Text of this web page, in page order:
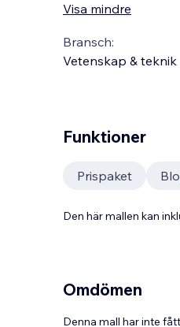
Visa mindre
Bransch:
Vetenskap & teknik
Funktioner
Prispaket
Den här mallen kan
Omdömen
Denna mall har inte